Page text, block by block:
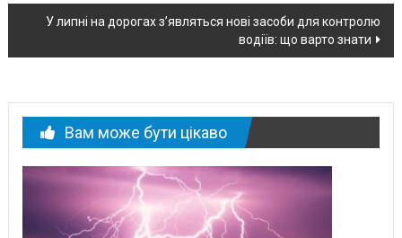
новині
У липні на дорогах з’являться нові засоби для контролю
водіїв: що варто знати
Вам може бути цікаво